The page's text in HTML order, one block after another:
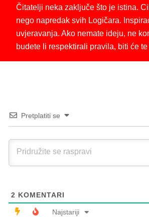
Čitatelji neka zaključe što je istina.
nego napredak svih Logičara.
uvjeravanja. Ako nemate ideju, ne
budete li respektirali pravila, biti će
Pretplatiti se
2 KOMENTARI
Najstariji